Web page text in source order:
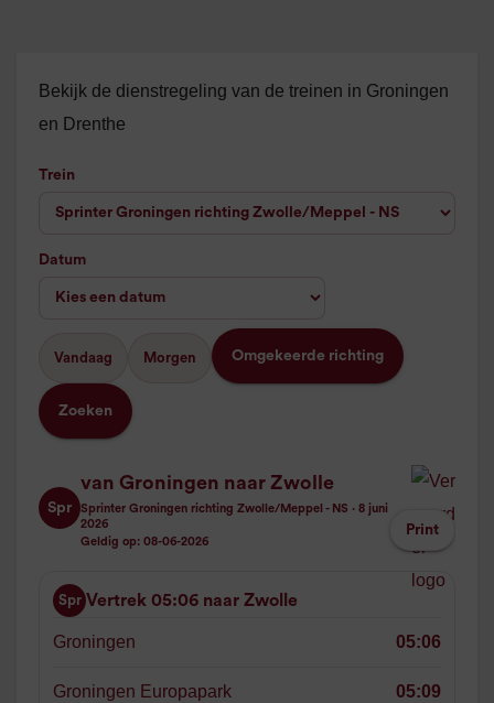
Bekijk de dienstregeling van de treinen in Groningen
en Drenthe
Trein
Datum
Vandaag Morgen Omgekeerde richting
Zoeken
Spr
van Groningen naar Zwolle
Sprinter Groningen richting Zwolle/Meppel - NS · 8 juni
2026
Geldig op: 08-06-2026
Print
Spr Vertrek 05:06 naar Zwolle
Groningen 05:06
Groningen Europapark 05:09